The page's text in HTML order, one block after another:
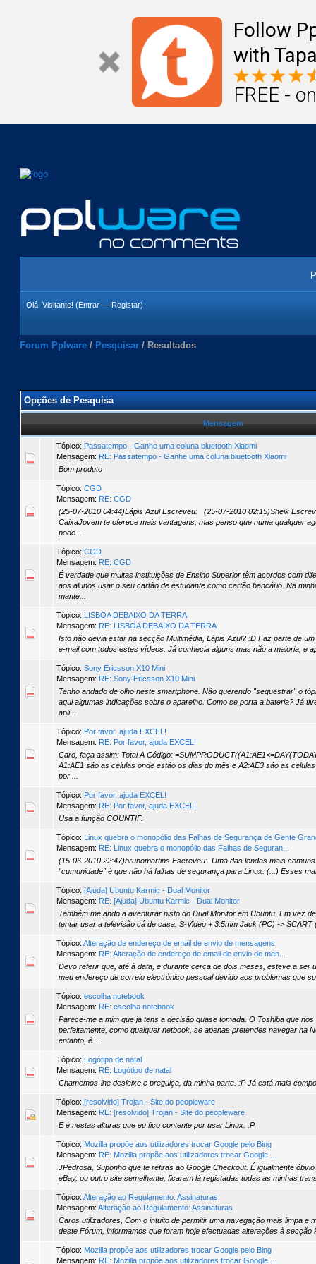
Follow
with
FREE -
Olá, Visitante! (Entrar — Registar)
Forum Pplware / Pesquisar / Resultados
Opções de Pesquisa
Mensagem
Tópico: Passatempo - Ganhe uma coluna bluetooth Xiaomi
Mensagem: RE: Passatempo - Ganhe uma coluna bluetooth Xiaomi
Bom produto
Tópico: CGD
Mensagem: RE: CGD
(25-07-2010 04:44)Lápis Azul Escreveu: (25-07-2010 02:15)Sheik
CaixaJovem te oferece mais vantagens, mas penso que numa qualquer
pode...
Tópico: CGD
Mensagem: RE: CGD
É verdade que muitas instituições de Ensino Superior têm acordos com
aos alunos usar o seu cartão de estudante como cartão bancário. Na
mante...
Tópico: LISBOA DEBAIXO DA TERRA
Mensagem: RE: LISBOA DEBAIXO DA TERRA
Isto não devia estar na secção Multimédia, Lápis Azul? :D Faz parte de
e-mail com todos estes vídeos. Já conhecia alguns mas não a maioria, e
Tópico: Sony Ericsson X10 Mini
Mensagem: RE: Sony Ericsson X10 Mini
Tenho andado de olho neste smartphone. Não querendo "sequestrar" o
aqui algumas indicações sobre o aparelho. Como se porta a bateria? Já
apli...
Tópico: Por favor, ajuda EXCEL!
Mensagem: RE: Por favor, ajuda EXCEL!
Caro, faça assim: Total A Código:
A1:AE1 são as células onde estão os dias do mês e A2:AE3 são as
por ...
Tópico: Por favor, ajuda EXCEL!
Mensagem: RE: Por favor, ajuda EXCEL!
Usa a função COUNTIF.
Tópico: Linux quebra o monopólio das Falhas de Segurança de Gente
Mensagem: RE: Linux quebra o monopólio das Falhas de Seguran...
(15-06-2010 22:47)brunomartins Escreveu: Uma das lendas mais
“cumunidade” é que não há falhas de segurança para Linux. (...) Esses
Tópico: [Ajuda] Ubuntu Karmic - Dual Monitor
Mensagem: RE: [Ajuda] Ubuntu Karmic - Dual Monitor
Também me ando a aventurar nisto do Dual Monitor em Ubuntu. Em vez
tentar usar a televisão cá de casa. S-Video + 3.5mm Jack (PC) ->
Tópico: Alteração de endereço de email de envio de mensagens
Mensagem: RE: Alteração de endereço de email de envio de men...
Devo referir que, até à data, e durante cerca de dois meses, esteve a ser
meu endereço de correio electrónico pessoal devido aos problemas que
Tópico: escolha notebook
Mensagem: RE: escolha notebook
Parece-me a mim que já tens a decisão quase tomada. O Toshiba que
perfeitamente, como qualquer netbook, se apenas pretendes navegar na
entanto, é ...
Tópico: Logótipo de natal
Mensagem: RE: Logótipo de natal
Chamemos-lhe desleixe e preguiça, da minha parte. :P Já está mais
Tópico: [resolvido] Trojan - Site do peopleware
Mensagem: RE: [resolvido] Trojan - Site do peopleware
E é nestas alturas que eu fico contente por usar Linux. :P
Tópico: Mozilla propõe aos utilizadores trocar Google pelo Bing
Mensagem: RE: Mozilla propõe aos utilizadores trocar Google ...
JPedrosa, Suponho que te refiras ao Google Checkout. É igualmente
eBay, ou outro site semelhante, ficaram lá registadas todas as minhas
Tópico: Alteração ao Regulamento: Assinaturas
Mensagem: Alteração ao Regulamento: Assinaturas
Caros utilizadores, Com o intuito de permitir uma navegação mais limpa e
deste Fórum, informamos que foram hoje efectuadas alterações à secção
Tópico: Mozilla propõe aos utilizadores trocar Google pelo Bing
Mensagem: RE: Mozilla propõe aos utilizadores trocar Google ...